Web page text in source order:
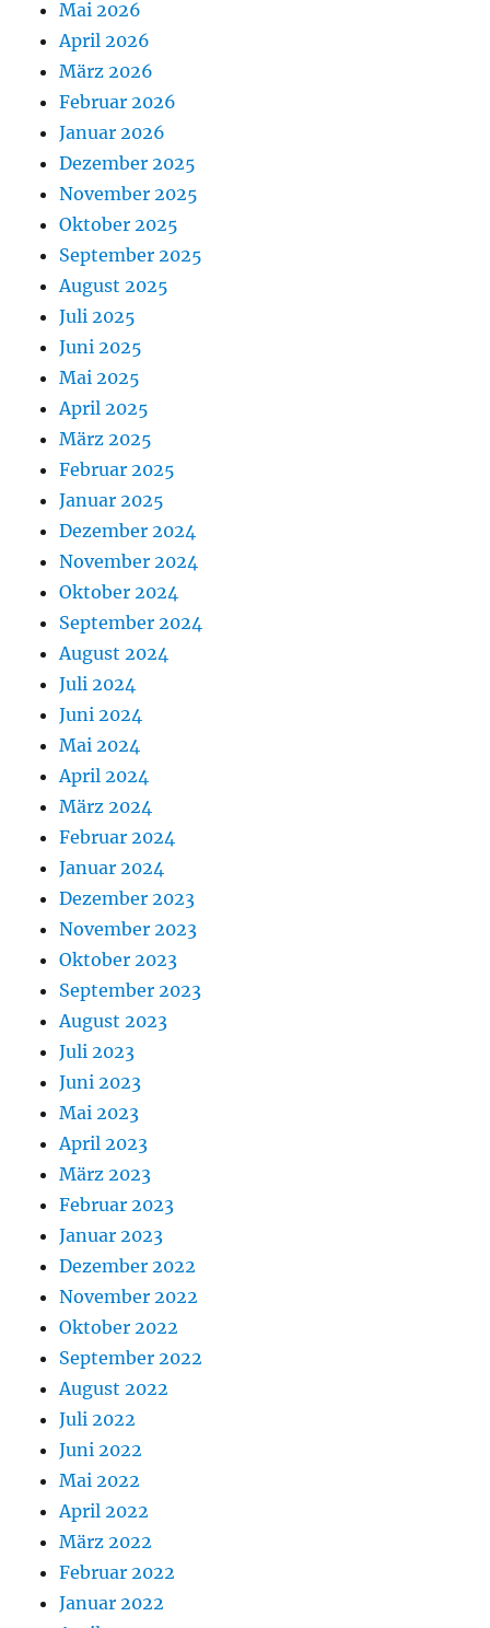
Mai 2026
April 2026
März 2026
Februar 2026
Januar 2026
Dezember 2025
November 2025
Oktober 2025
September 2025
August 2025
Juli 2025
Juni 2025
Mai 2025
April 2025
März 2025
Februar 2025
Januar 2025
Dezember 2024
November 2024
Oktober 2024
September 2024
August 2024
Juli 2024
Juni 2024
Mai 2024
April 2024
März 2024
Februar 2024
Januar 2024
Dezember 2023
November 2023
Oktober 2023
September 2023
August 2023
Juli 2023
Juni 2023
Mai 2023
April 2023
März 2023
Februar 2023
Januar 2023
Dezember 2022
November 2022
Oktober 2022
September 2022
August 2022
Juli 2022
Juni 2022
Mai 2022
April 2022
März 2022
Februar 2022
Januar 2022